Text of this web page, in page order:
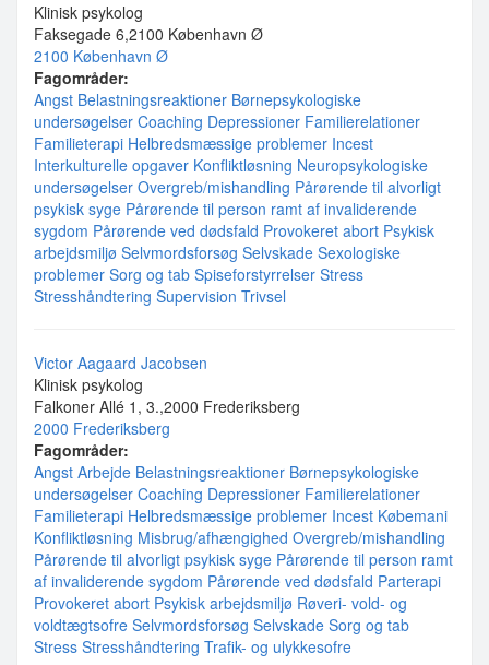
Klinisk psykolog
Faksegade 6,2100 København Ø
2100 København Ø
Fagområder:
Angst Belastningsreaktioner Børnepsykologiske
undersøgelser Coaching Depressioner Familierelationer
Familieterapi Helbredsmæssige problemer Incest
Interkulturelle opgaver Konfliktløsning Neuropsykologiske
undersøgelser Overgreb/mishandling Pårørende til alvorligt
psykisk syge Pårørende til person ramt af invaliderende
sygdom Pårørende ved dødsfald Provokeret abort Psykisk
arbejdsmiljø Selvmordsforsøg Selvskade Sexologiske
problemer Sorg og tab Spiseforstyrrelser Stress
Stresshåndtering Supervision Trivsel
Victor Aagaard Jacobsen
Klinisk psykolog
Falkoner Allé 1, 3.,2000 Frederiksberg
2000 Frederiksberg
Fagområder:
Angst Arbejde Belastningsreaktioner Børnepsykologiske
undersøgelser Coaching Depressioner Familierelationer
Familieterapi Helbredsmæssige problemer Incest Købemani
Konfliktløsning Misbrug/afhængighed Overgreb/mishandling
Pårørende til alvorligt psykisk syge Pårørende til person ramt
af invaliderende sygdom Pårørende ved dødsfald Parterapi
Provokeret abort Psykisk arbejdsmiljø Røveri- vold- og
voldtægtsofre Selvmordsforsøg Selvskade Sorg og tab
Stress Stresshåndtering Trafik- og ulykkesofre